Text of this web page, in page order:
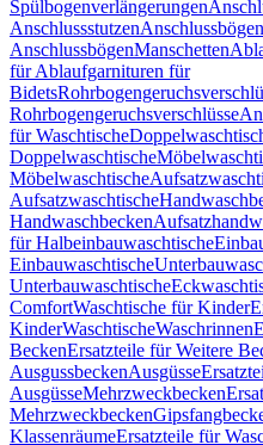
Spülbogenverlängerungen
AnschlussstutzenAnschlussbögen
AnschlussbögenManschetten
für Ablaufgarnituren für
Bidets
Rohrbogengeruchsverschlüsse
für Waschtische
Doppelwaschtische
Möbelwaschtische
Aufsatzwaschtische
Handwaschbecken
für Halbeinbauwaschtische
Einbauwaschtische
Unterbauwaschtische
ComfortWaschtische für Kinder
KinderWaschtischeWaschrinnen
BeckenErsatzteile für Weitere
AusgussbeckenAusgüsse
AusgüsseMehrzweckbecken
Mehrzweckbecken
KlassenräumeErsatzteile für